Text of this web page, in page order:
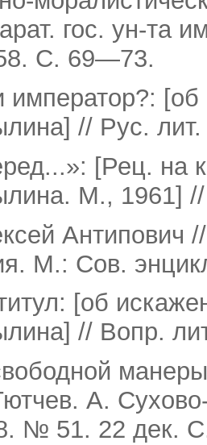
гос. ун-та
С. 69—73.
император?:
// Рус.
[Рец. на
М., 1961]
Антипович
М.: Сов.
[об
// Вопр.
А.
№ 51. 22 дек.